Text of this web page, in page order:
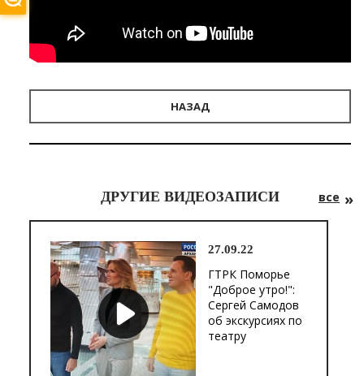
НАЗАД
ДРУГИЕ ВИДЕОЗАПИСИ все
27.09.22
ГТРК Поморье
"Доброе утро!":
Сергей Самодов
об экскурсиях по
театру